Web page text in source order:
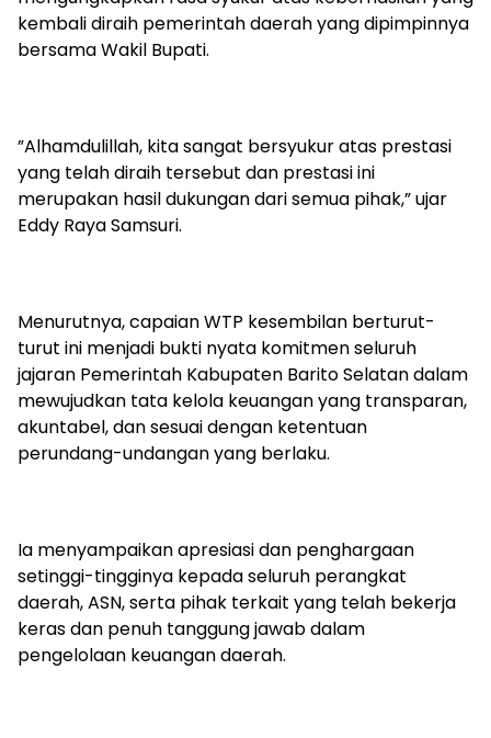
kembali diraih pemerintah daerah yang dipimpinnya
bersama Wakil Bupati.
‎”Alhamdulillah, kita sangat bersyukur atas prestasi
yang telah diraih tersebut dan prestasi ini
merupakan hasil dukungan dari semua pihak,” ujar
Eddy Raya Samsuri.
‎Menurutnya, capaian WTP kesembilan berturut-
turut ini menjadi bukti nyata komitmen seluruh
jajaran Pemerintah Kabupaten Barito Selatan dalam
mewujudkan tata kelola keuangan yang transparan,
akuntabel, dan sesuai dengan ketentuan
perundang-undangan yang berlaku.
‎Ia menyampaikan apresiasi dan penghargaan
setinggi-tingginya kepada seluruh perangkat
daerah, ASN, serta pihak terkait yang telah bekerja
keras dan penuh tanggung jawab dalam
pengelolaan keuangan daerah.